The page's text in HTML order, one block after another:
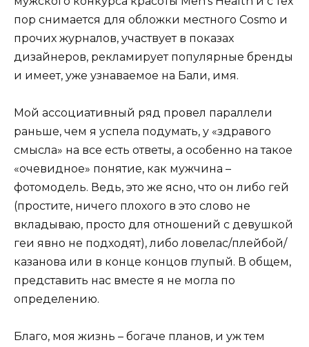
пор снимается для обложки местного Cosmo и
прочих журналов, участвует в показах
дизайнеров, рекламирует популярные бренды
и имеет, уже узнаваемое на Бали, имя.
Мой ассоциативный ряд провел параллели
раньше, чем я успела подумать, у «здравого
смысла» на все есть ответы, а особенно на такое
«очевидное» понятие, как мужчина –
фотомодель. Ведь, это же ясно, что он либо гей
(простите, ничего плохого в это слово не
вкладываю, просто для отношений с девушкой
геи явно не подходят), либо ловелас/плейбой/
казанова или в конце концов глупый. В общем,
представить нас вместе я не могла по
определению.
Благо, моя жизнь – богаче планов, и уж тем